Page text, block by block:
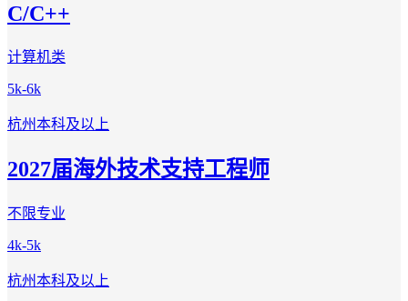
C/C++
计算机类
5k-6k
杭州本科及以上
2027届海外技术支持工程师
不限专业
4k-5k
杭州本科及以上